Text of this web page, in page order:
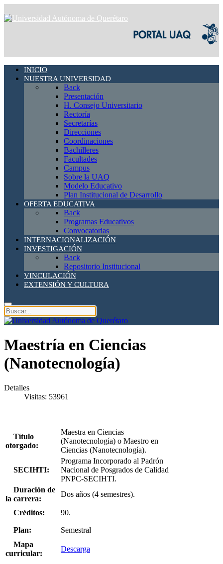
INICIO
NUESTRA UNIVERSIDAD
Back
Presentación
H. Consejo Universitario
Rectoría
Secretarías
Direcciones
Coordinaciones
Bachilleres
Facultades
Campus
Sobre la UAQ
Modelo Educativo
Plan Institucional de Desarrollo
OFERTA EDUCATIVA
Back
Programas Educativos
Convocatorias
INTERNACIONALIZACIÓN
INVESTIGACIÓN
Back
Repositorio Institucional
VINCULACIÓN
EXTENSIÓN Y CULTURA
Maestría en Ciencias
(Nanotecnología)
Detalles
Visitas: 53961
Título
otorgado:
Maestra en Ciencias
(Nanotecnología) o Maestro en
Ciencias (Nanotecnología).
SECIHTI:
Programa Incorporado al Padrón
Nacional de Posgrados de Calidad
PNPC-SECIHTI.
Duración de
la carrera:
Dos años (4 semestres).
Créditos: 90.
Plan:
Semestral
Mapa
curricular:
Descarga